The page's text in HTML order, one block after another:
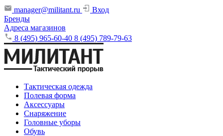
manager@militant.ru
Вход
Бренды
Адреса магазинов
8 (495) 965-60-40 8 (495) 789-79-63
Тактическая одежда
Полевая форма
Аксессуары
Снаряжение
Головные уборы
Обувь